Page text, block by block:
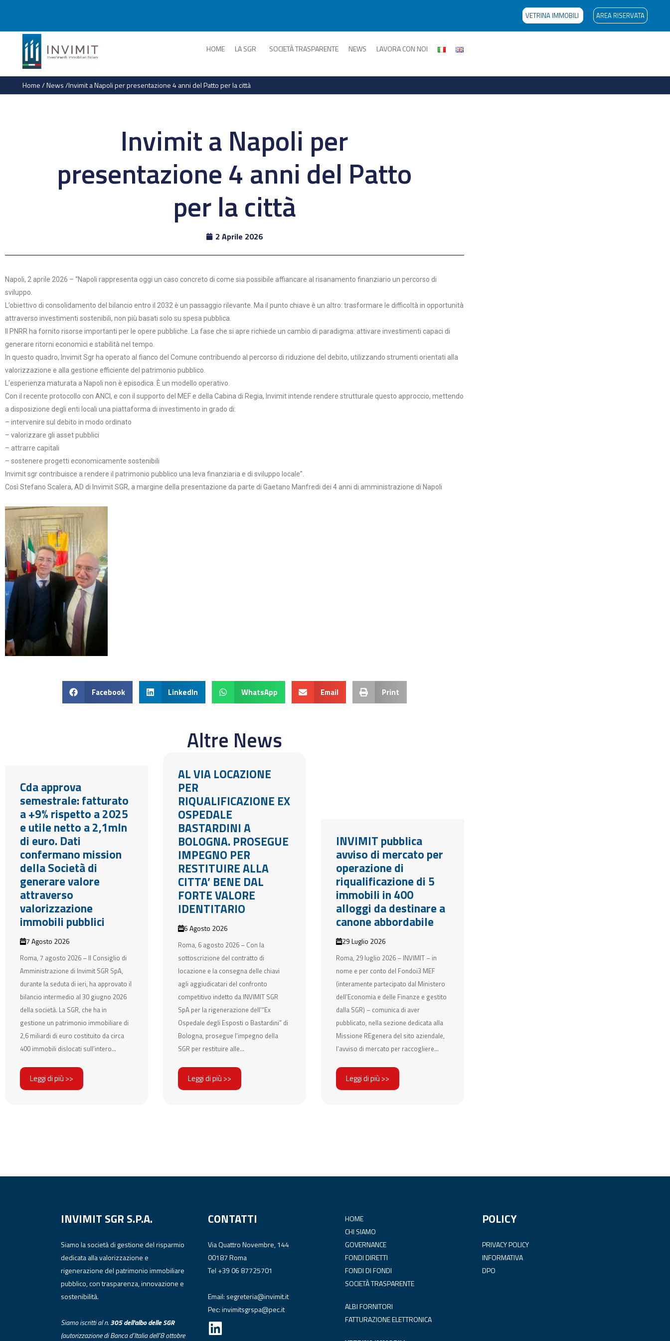
VETRINA IMMOBILI AREA RISERVATA
HOME LA SGR SOCIETÀ TRASPARENTE NEWS LAVORA CON NOI
Home/News/Invimit a Napoli per presentazione 4 anni del Patto per la città
Invimit a Napoli per
presentazione 4 anni del Patto
per la città
2 Aprile 2026
Napoli, 2 aprile 2026 – “Napoli rappresenta oggi un caso concreto di come sia possibile affiancare al risanamento finanziario un percorso di
sviluppo.
L’obiettivo di consolidamento del bilancio entro il 2032 è un passaggio rilevante. Ma il punto chiave è un altro: trasformare le difficoltà in opportunità
attraverso investimenti sostenibili, non più basati solo su spesa pubblica.
Il PNRR ha fornito risorse importanti per le opere pubbliche. La fase che si apre richiede un cambio di paradigma: attivare investimenti capaci di
generare ritorni economici e stabilità nel tempo.
In questo quadro, Invimit Sgr ha operato al fianco del Comune contribuendo al percorso di riduzione del debito, utilizzando strumenti orientati alla
valorizzazione e alla gestione efficiente del patrimonio pubblico.
L’esperienza maturata a Napoli non è episodica. È un modello operativo.
Con il recente protocollo con ANCI, e con il supporto del MEF e della Cabina di Regia, Invimit intende rendere strutturale questo approccio, mettendo
a disposizione degli enti locali una piattaforma di investimento in grado di:
– intervenire sul debito in modo ordinato
– valorizzare gli asset pubblici
– attrarre capitali
– sostenere progetti economicamente sostenibili
Invimit sgr contribuisce a rendere il patrimonio pubblico una leva finanziaria e di sviluppo locale”.
Così Stefano Scalera, AD di Invimit SGR, a margine della presentazione da parte di Gaetano Manfredi dei 4 anni di amministrazione di Napoli
Facebook LinkedIn WhatsApp Email Print
Altre News
Cda approva
semestrale: fatturato
a +9% rispetto a 2025
e utile netto a 2,1mln
di euro. Dati
confermano mission
della Società di
generare valore
attraverso
valorizzazione
immobili pubblici
7 Agosto 2026
Roma, 7 agosto 2026 – Il Consiglio di
Amministrazione di Invimit SGR SpA,
durante la seduta di ieri, ha approvato il
bilancio intermedio al 30 giugno 2026
della società. La SGR, che ha in
gestione un patrimonio immobiliare di
2,6 miliardi di euro costituito da circa
400 immobili dislocati sull’intero...
Leggi di più >>
AL VIA LOCAZIONE
PER
RIQUALIFICAZIONE EX
OSPEDALE
BASTARDINI A
BOLOGNA. PROSEGUE
IMPEGNO PER
RESTITUIRE ALLA
CITTA’ BENE DAL
FORTE VALORE
IDENTITARIO
6 Agosto 2026
Roma, 6 agosto 2026 – Con la
sottoscrizione del contratto di
locazione e la consegna delle chiavi
agli aggiudicatari del confronto
competitivo indetto da INVIMIT SGR
SpA per la rigenerazione dell’“Ex
Ospedale degli Esposti o Bastardini” di
Bologna, prosegue l’impegno della
SGR per restituire alle...
Leggi di più >>
INVIMIT pubblica
avviso di mercato per
operazione di
riqualificazione di 5
immobili in 400
alloggi da destinare a
canone abbordabile
29 Luglio 2026
Roma, 29 luglio 2026 – INVIMIT – in
nome e per conto del Fondoi3 MEF
(interamente partecipato dal Ministero
dell’Economia e delle Finanze e gestito
dalla SGR) – comunica di aver
pubblicato, nella sezione dedicata alla
Missione REgenera del sito aziendale,
l’avviso di mercato per raccogliere...
Leggi di più >>
INVIMIT SGR S.P.A.
Siamo la società di gestione del risparmio
dedicata alla valorizzazione e
rigenerazione del patrimonio immobiliare
pubblico, con trasparenza, innovazione e
sostenibilità.
Siamo iscritti al n.305 dell’albodelleSGR
(autorizzazione di Banca d’Italia dell’8 ottobre
CONTATTI
Via Quattro Novembre, 144
00187 Roma
Tel +39 06 87725701
Email: segreteria@invimit.it
Pec:invimitsgrspa@pec.it
HOME
CHI SIAMO
GOVERNANCE
FONDI DIRETTI
FONDI DI FONDI
SOCIETÀ TRASPARENTE
ALBI FORNITORI
FATTURAZIONE ELETTRONICA
POLICY
PRIVACY POLICY
INFORMATIVA
DPO